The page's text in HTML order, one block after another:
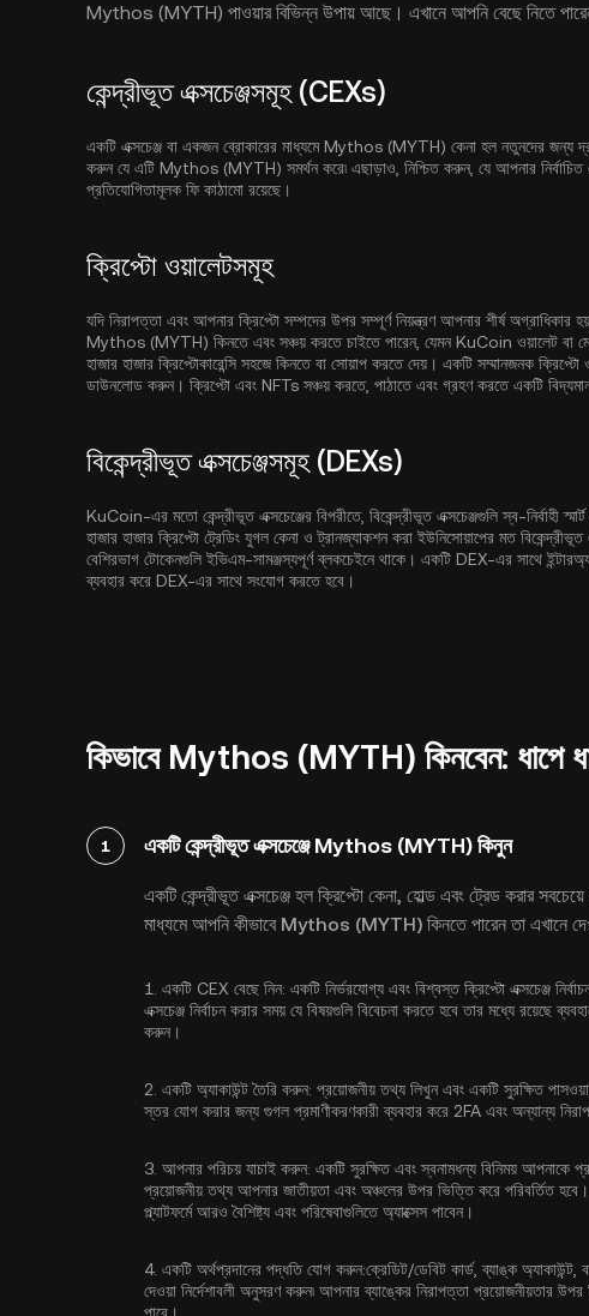
Mythos (MYTH) পাওয়ার বিভিন্ন উপায় আছে। এখানে আপনি বেছে নিতে
কেন্দ্রীভূত এক্সচেঞ্জসমূহ (CEXs)
একটি এক্সচেঞ্জ বা একজন ব্রোকারের মাধ্যমে Mythos (MYTH) কেনা হল নতুনদের জন্য দ্রুত
করুন যে এটি Mythos (MYTH) সমর্থন করে৷ এছাড়াও, নিশ্চিত করুন, যে আপনার নির্বাচিত
প্রতিযোগিতামূলক ফি কাঠামো রয়েছে।
ক্রিপ্টো ওয়ালেটসমূহ
যদি নিরাপত্তা এবং আপনার ক্রিপ্টো সম্পদের উপর সম্পূর্ণ নিয়ন্ত্রণ আপনার শীর্ষ
Mythos (MYTH) কিনতে এবং সঞ্চয় করতে চাইতে পারেন, যেমনKuCoin ওয়ালেট বা
হাজার হাজার ক্রিপ্টোকারেন্সি সহজে কিনতে বা সোয়াপ করতে দেয়। একটি সম্মানজনক
ডাউনলোড করুন। ক্রিপ্টো এবং NFTs সঞ্চয় করতে, পাঠাতে এবং গ্রহণ করতে একটি
বিকেন্দ্রীভূত এক্সচেঞ্জসমূহ (DEXs)
KuCoin-এর মতো কেন্দ্রীভূত এক্সচেঞ্জের বিপরীতে, বিকেন্দ্রীভূত এক্সচেঞ্জগুলি স্ব-নির্বাহী
হাজার হাজার ক্রিপ্টো ট্রেডিং যুগল কেনা ও ট্রানজ্যাকশন করা ইউনিসোয়াপের মত বিকেন্দ্রীভূত
বেশিরভাগ টোকেনগুলি ইভিএম-সামঞ্জস্যপূর্ণ ব্লকচেইনে থাকে। একটি DEX-এর সাথে
ব্যবহার করে DEX-এর সাথে সংযোগ করতে হবে।
কিভাবে Mythos (MYTH) কিনবেন: ধাপে
1 একটি কেন্দ্রীভূত এক্সচেঞ্জে Mythos (MYTH) কিনুন
একটি কেন্দ্রীভূত এক্সচেঞ্জ হল ক্রিপ্টো কেনা, হোল্ড এবং ট্রেড করার
মাধ্যমে আপনি কীভাবে Mythos (MYTH) কিনতে পারেন তা এখানে
1. একটি CEX বেছে নিন: একটি নির্ভরযোগ্য এবং বিশ্বস্ত ক্রিপ্টো এক্সচেঞ্জ
এক্সচেঞ্জ নির্বাচন করার সময় যে বিষয়গুলি বিবেচনা করতে হবে তার মধ্যে রয়েছে
করুন।
2. একটি অ্যাকাউন্ট তৈরি করুন: প্রয়োজনীয় তথ্য লিখুন এবং একটি সুরক্ষিত
স্তর যোগ করার জন্য গুগল প্রমাণীকরণকারী ব্যবহার করে 2FA এবং অন্যান্য
3. আপনার পরিচয় যাচাই করুন: একটি সুরক্ষিত এবং স্বনামধন্য বিনিময় আপনাকে
প্রয়োজনীয় তথ্য আপনার জাতীয়তা এবং অঞ্চলের উপর ভিত্তি করে পরিবর্তিত হবে।
প্ল্যাটফর্মে আরও বৈশিষ্ট্য এবং পরিষেবাগুলিতে অ্যাক্সেস পাবেন।
4. একটি অর্থপ্রদানের পদ্ধতি যোগ করুন:ক্রেডিট/ডেবিট কার্ড, ব্যাঙ্ক অ্যাকাউন্ট,
দেওয়া নির্দেশাবলী অনুসরণ করুন৷ আপনার ব্যাঙ্কের নিরাপত্তা প্রয়োজনীয়তার